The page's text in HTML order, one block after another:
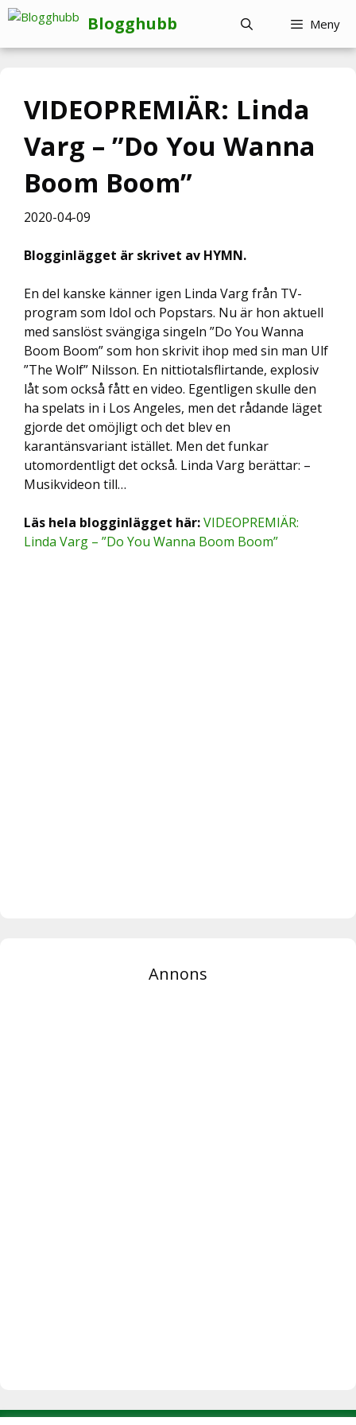
Hoppa
innehåll
Blogghubb Meny
VIDEOPREMIÄR: Linda
Varg – ”Do You Wanna
Boom Boom”
2020-04-09
Blogginlägget är skrivet av HYMN.
En del kanske känner igen Linda Varg från TV-
program som Idol och Popstars. Nu är hon aktuell
med sanslöst svängiga singeln ”Do You Wanna
Boom Boom” som hon skrivit ihop med sin man Ulf
”The Wolf” Nilsson. En nittiotalsflirtande, explosiv
låt som också fått en video. Egentligen skulle den
ha spelats in i Los Angeles, men det rådande läget
gjorde det omöjligt och det blev en
karantänsvariant istället. Men det funkar
utomordentligt det också. Linda Varg berättar: –
Musikvideon till…
Läs hela blogginlägget här:VIDEOPREMIÄR:
Linda Varg – ”Do You Wanna Boom Boom”
Annons